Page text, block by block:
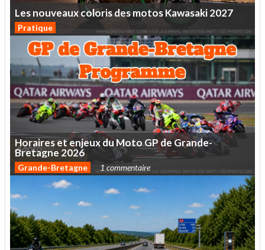
LesnouveauxcolorisdesmotosKawasaki2027
Pratique
HorairesetenjeuxduMotoGPdeGrande-
Bretagne 2026
Grande-Bretagne 1 commentaire